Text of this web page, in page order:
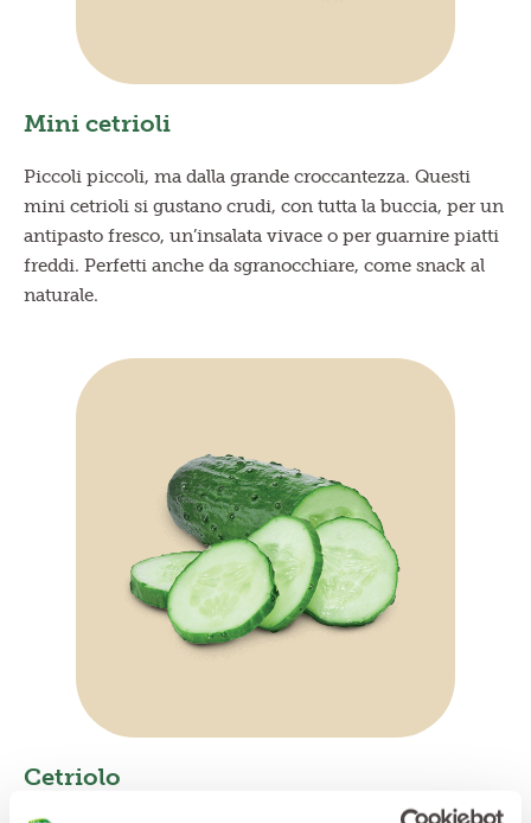
Mini cetrioli
Piccoli piccoli, ma dalla grande croccantezza. Questi
mini cetrioli si gustano crudi, con tutta la buccia, per un
antipasto fresco, un’insalata vivace o per guarnire piatti
freddi. Perfetti anche da sgranocchiare, come snack al
naturale.
Cetriolo